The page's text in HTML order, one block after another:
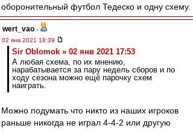
оборонительный футбол Тедеско и одну схему.
wert_vao -
02 янв 2021 18:39
Sir Oblomok » 02 янв 2021 17:53
А любая схема, по их мнению,
нарабатывается за пару недель сборов и по
ходу сезона можно ещё парочку схем
наиграть.
Можно подумать что никто из наших игроков
раньше никогда не играл 4-4-2 или другую